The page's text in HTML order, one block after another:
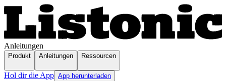
Anleitungen
Produkt Anleitungen Ressourcen
Hol dir die App App herunterladen